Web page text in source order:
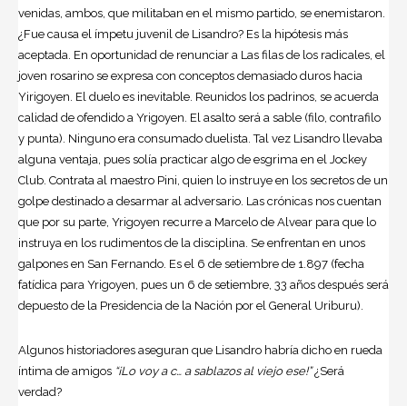
venidas, ambos, que militaban en el mismo partido, se enemistaron.
¿Fue causa el ímpetu juvenil de Lisandro? Es la hipótesis más
aceptada. En oportunidad de renunciar a Las filas de los radicales, el
joven rosarino se expresa con conceptos demasiado duros hacia
Yirigoyen. El duelo es inevitable. Reunidos los padrinos, se acuerda
calidad de ofendido a Yrigoyen. El asalto será a sable (filo, contrafilo
y punta). Ninguno era consumado duelista. Tal vez Lisandro llevaba
alguna ventaja, pues solía practicar algo de esgrima en el Jockey
Club. Contrata al maestro Pini, quien lo instruye en los secretos de un
golpe destinado a desarmar al adversario. Las crónicas nos cuentan
que por su parte, Yrigoyen recurre a Marcelo de Alvear para que lo
instruya en los rudimentos de la disciplina. Se enfrentan en unos
galpones en San Fernando. Es el 6 de setiembre de 1.897 (fecha
fatídica para Yrigoyen, pues un 6 de setiembre, 33 años después será
depuesto de la Presidencia de la Nación por el General Uriburu).
Algunos historiadores aseguran que Lisandro habría dicho en rueda
íntima de amigos “¡Lo voy a c… a sablazos al viejo ese!”¿Será
verdad?